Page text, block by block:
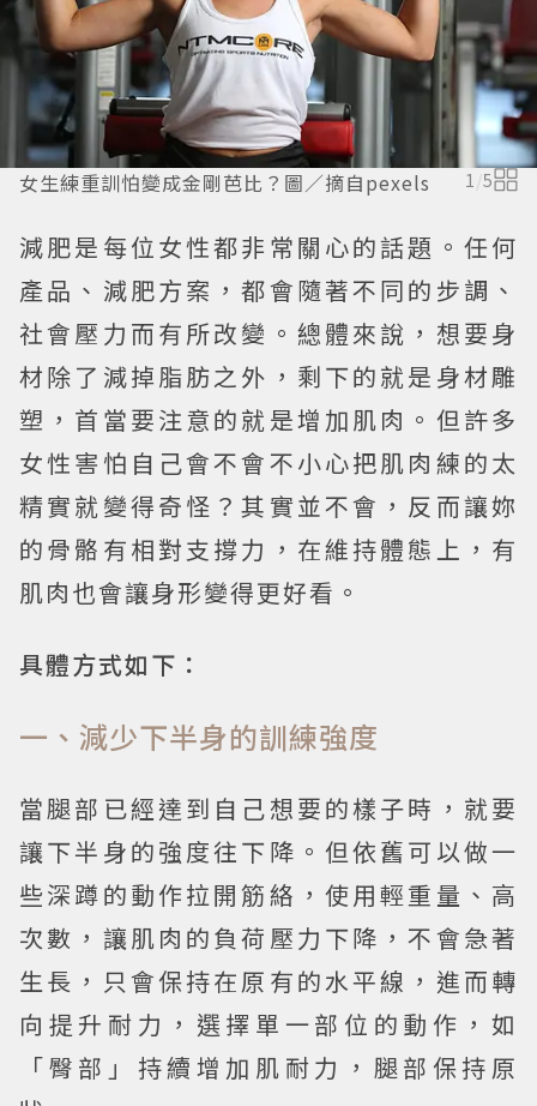
女生練重訓怕變成金剛芭比？圖／摘自pexels 1/5
減肥是每位女性都非常關心的話題。任何
產品、減肥方案，都會隨著不同的步調、
社會壓力而有所改變。總體來說，想要身
材除了減掉脂肪之外，剩下的就是身材雕
塑，首當要注意的就是增加肌肉。但許多
女性害怕自己會不會不小心把肌肉練的太
精實就變得奇怪？其實並不會，反而讓妳
的骨骼有相對支撐力，在維持體態上，有
肌肉也會讓身形變得更好看。
具體方式如下：
一、減少下半身的訓練強度
當腿部已經達到自己想要的樣子時，就要
讓下半身的強度往下降。但依舊可以做一
些深蹲的動作拉開筋絡，使用輕重量、高
次數，讓肌肉的負荷壓力下降，不會急著
生長，只會保持在原有的水平線，進而轉
向提升耐力，選擇單一部位的動作，如
「臀部」持續增加肌耐力，腿部保持原